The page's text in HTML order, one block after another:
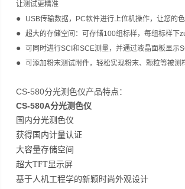
让测试更精准
● USB传输数据，PC软件进行上位机操作，让您的
●超大的存储空间：可存储100组标样，每组标样下
●可同时进行SCI和SCE测量，并通过液晶面板显示
●可添加粉末测试附件，轻松实现粉末、颗粒等被测
CS-580分光测色仪产品特点：
CS-580A分光测色仪
国内分光测色仪
获得国内计量认证
大容量存储空间
超大TFT显示屏
基于人机工程学的新颖时尚外观设计